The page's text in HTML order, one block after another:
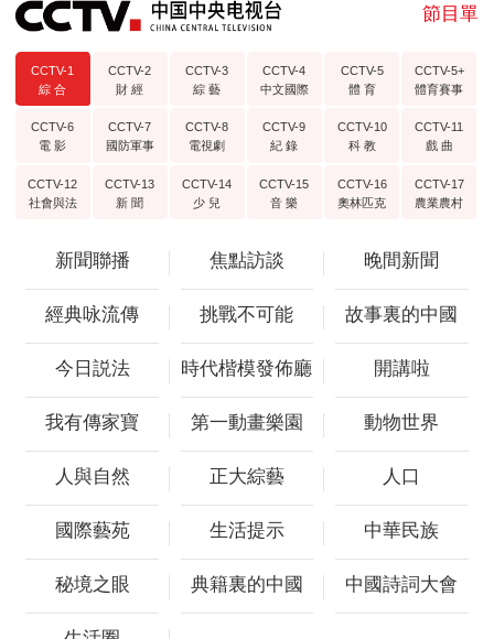
節目單
CCTV-1
綜 合
CCTV-2
財 經
CCTV-3
綜 藝
CCTV-4
中文國際
CCTV-5
體 育
CCTV-5+
體育賽事
CCTV-6
電 影
CCTV-7
國防軍事
CCTV-8
電視劇
CCTV-9
紀 錄
CCTV-10
科 教
CCTV-11
戲 曲
CCTV-12
社會與法
CCTV-13
新 聞
CCTV-14
少 兒
CCTV-15
音 樂
CCTV-16
奧林匹克
CCTV-17
農業農村
新聞聯播 焦點訪談 晚間新聞
經典咏流傳 挑戰不可能 故事裏的中國
今日説法 時代楷模發佈廳 開講啦
我有傳家寶 第一動畫樂園 動物世界
人與自然 正大綜藝 人口
國際藝苑 生活提示 中華民族
秘境之眼 典籍裏的中國 中國詩詞大會